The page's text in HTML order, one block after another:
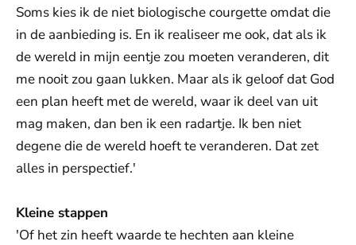
Soms kies ik de niet biologische courgette omdat die
in de aanbieding is. En ik realiseer me ook, dat als ik
de wereld in mijn eentje zou moeten veranderen, dit
me nooit zou gaan lukken. Maar als ik geloof dat God
een plan heeft met de wereld, waar ik deel van uit
mag maken, dan ben ik een radartje. Ik ben niet
degene die de wereld hoeft te veranderen. Dat zet
alles in perspectief.'
Kleine stappen
'Of het zin heeft waarde te hechten aan kleine